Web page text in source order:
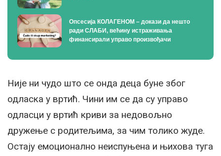
Опсесија КОЛАГЕНОМ – докази да нешто
ради СЛАБИ, већину истраживања
финансирали управо произвођачи
Није ни чудо што се онда деца буне због
одласка у вртић. Чини им се да су управо
одласци у вртић криви за недовољно
дружење с родитељима, за чим толико жуде.
Остају емоционално неиспуњена и њихова туга